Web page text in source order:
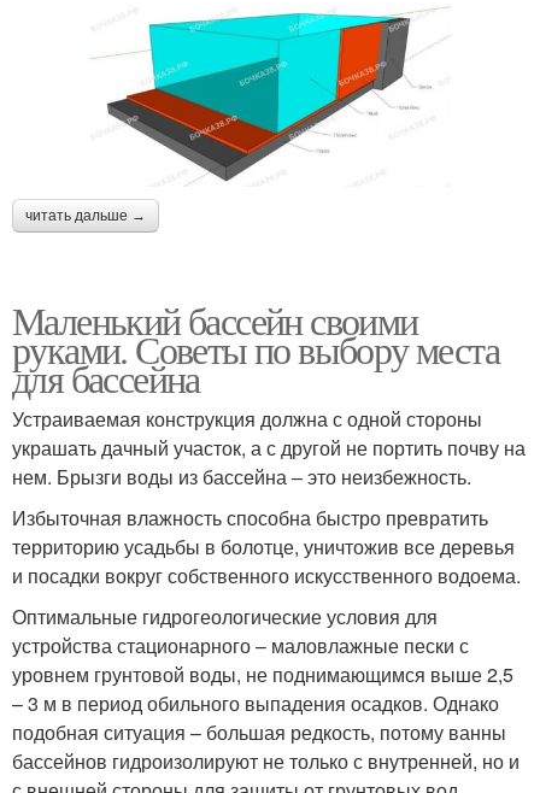
читать дальше →
Маленький бассейн своими
руками. Советы по выбору места
для бассейна
Устраиваемая конструкция должна с одной стороны
украшать дачный участок, а с другой не портить почву на
нем. Брызги воды из бассейна – это неизбежность.
Избыточная влажность способна быстро превратить
территорию усадьбы в болотце, уничтожив все деревья
и посадки вокруг собственного искусственного водоема.
Оптимальные гидрогеологические условия для
устройства стационарного – маловлажные пески с
уровнем грунтовой воды, не поднимающимся выше 2,5
– 3 м в период обильного выпадения осадков. Однако
подобная ситуация – большая редкость, потому ванны
бассейнов гидроизолируют не только с внутренней, но и